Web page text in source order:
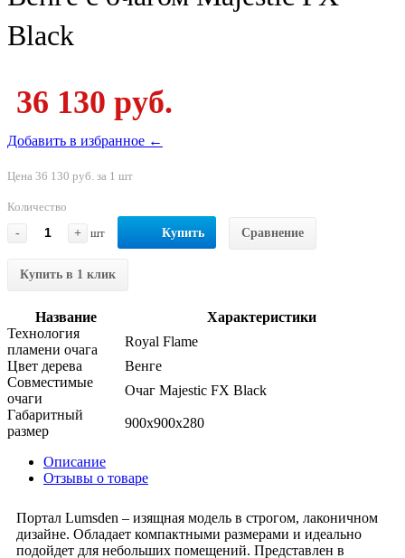
Black
36 130 руб.
Добавить в избранное ←
Цена 36 130 руб. за 1 шт
Количество
-
+ шт Купить Сравнение
Купить в 1 клик
Название
Характеристики
Технология
пламени очага
Royal Flame
Цвет дерева
Венге
Совместимые
очаги
Очаг Majestic FX Black
Габаритный
размер
900x900x280
Описание
Отзывы о товаре
Портал Lumsden – изящная модель в строгом, лаконичном
дизайне. Обладает компактными размерами и идеально
подойдет для небольших помещений. Представлен в